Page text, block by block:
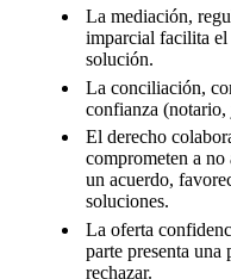
La mediación,
imparcial facilita
solución.
La conciliación,
confianza (notario,
El derecho
comprometen a no
un acuerdo,
soluciones.
La oferta
parte presenta una
rechazar.